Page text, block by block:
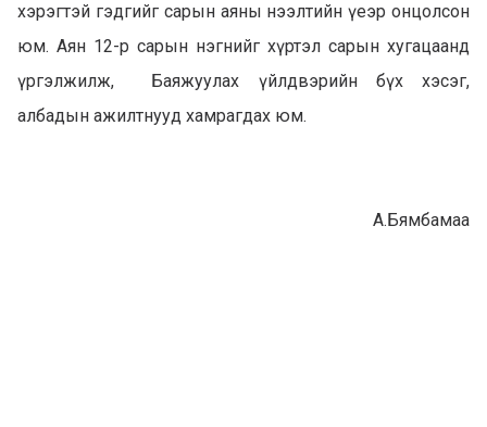
хэрэгтэй гэдгийг сарын аяны нээлтийн үеэр онцолсон
юм. Аян 12-р сарын нэгнийг хүртэл сарын хугацаанд
үргэлжилж, Баяжуулах үйлдвэрийн бүх хэсэг,
албадын ажилтнууд хамрагдах юм.
А.Бямбамаа